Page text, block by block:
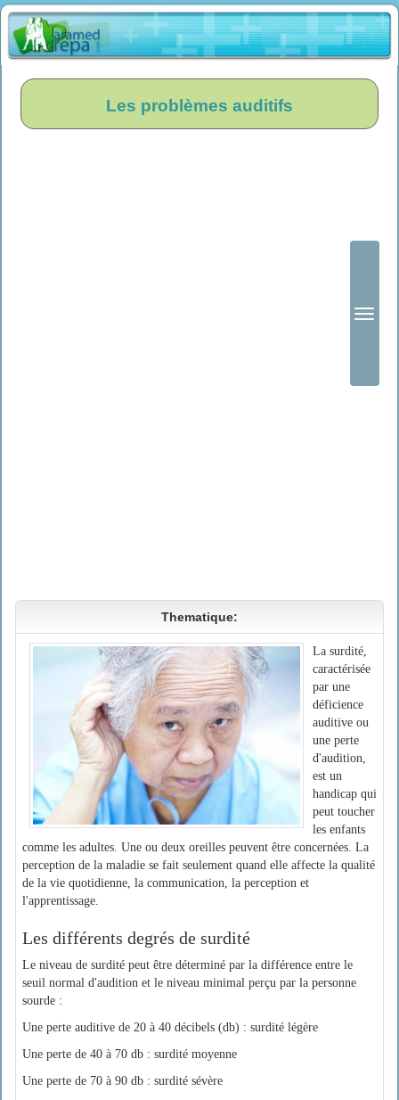
Ouvrir
Les problèmes auditifs
Thematique:
La surdité,
caractérisée
par une
déficience
auditive ou
une perte
d'audition,
est un
handicap qui
peut toucher
les enfants
comme les adultes. Une ou deux oreilles peuvent être concernées. La
perception de la maladie se fait seulement quand elle affecte la qualité
de la vie quotidienne, la communication, la perception et
l'apprentissage.
Les différents degrés de surdité
Le niveau de surdité peut être déterminé par la différence entre le
seuil normal d'audition et le niveau minimal perçu par la personne
sourde :
Une perte auditive de 20 à 40 décibels (db) : surdité légère
Une perte de 40 à 70 db : surdité moyenne
Une perte de 70 à 90 db : surdité sévère